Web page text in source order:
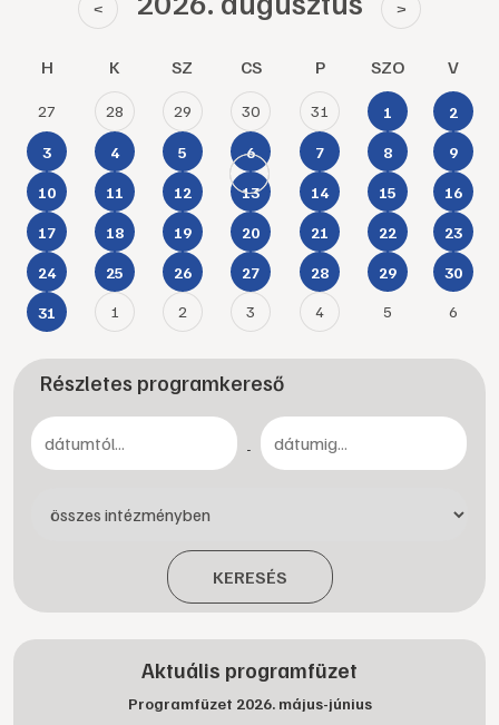
< >
H K SZ CS P SZO V
27 28 29 30 31 1 2
3 4 5 6 7 8 9
10 11 12 13 14 15 16
17 18 19 20 21 22 23
24 25 26 27 28 29 30
31 1 2 3 4 5 6
Részletes programkereső
-
KERESÉS
Aktuális programfüzet
Programfüzet 2026. május-június